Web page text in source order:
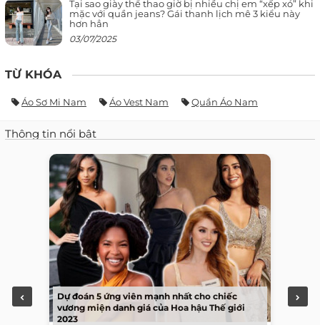
Tại sao giày thể thao giờ bị nhiều chị em “xếp xó” khi
mặc với quần jeans? Gái thanh lịch mê 3 kiểu này
hơn hẳn
03/07/2025
TỪ KHÓA
Áo Sơ Mi Nam Áo Vest Nam Quần Áo Nam
Thông tin nổi bật
Dự đoán 5 ứng viên mạnh nhất cho chiếc
vương miện danh giá của Hoa hậu Thế giới
2023